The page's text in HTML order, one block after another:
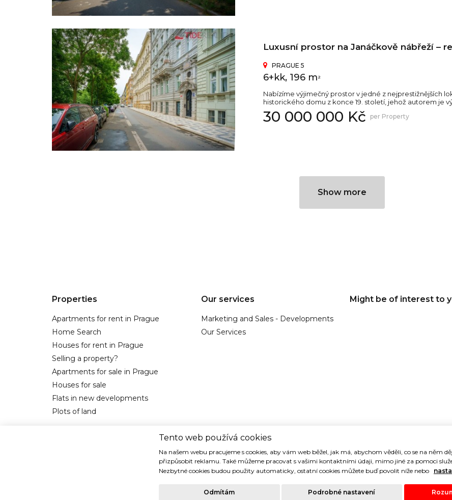
Luxusní prostor na Janáčkově nábřeží –
PRAGUE 5
6+kk, 196 m 2
Nabízíme výjimečný prostor v jedné z nejprestižnějších
historického domu z konce 19. století, jehož autorem je
30 000 000 Kč per Property
Show more
Properties
Apartments for rent in Prague
Home Search
Houses for rent in Prague
Selling a property?
Apartments for sale in Prague
Houses for sale
Flats in new developments
Plots of land
Our services
Marketing and Sales - Developments
Our Services
Might be of interest to
Tento web používá cookies
Na našem webu pracujeme s cookies, aby vám web běžel, jak má, abychom věděli, co se na něm
přizpůsobit reklamu. Také můžeme pracovat s vašimi kontaktními údaji, mimo jiné za pomoci
Nezbytné cookies budou použity automaticky, ostatní cookies můžete buď povolit níže nebo
Odmítám Podrobné nastavení